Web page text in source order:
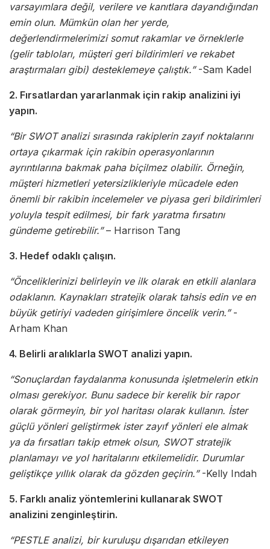
varsayımlara değil, verilere ve kanıtlara dayandığından
emin olun. Mümkün olan her yerde,
değerlendirmelerimizi somut rakamlar ve örneklerle
(gelir tabloları, müşteri geri bildirimleri ve rekabet
araştırmaları gibi) desteklemeye çalıştık.”-Sam Kadel
2. Fırsatlardan yararlanmak için rakip analizini iyi
yapın.
“Bir SWOT analizi sırasında rakiplerin zayıf noktalarını
ortaya çıkarmak için rakibin operasyonlarının
ayrıntılarına bakmak paha biçilmez olabilir. Örneğin,
müşteri hizmetleri yetersizlikleriyle mücadele eden
önemli bir rakibin incelemeler ve piyasa geri bildirimleri
yoluyla tespit edilmesi, bir fark yaratma fırsatını
gündeme getirebilir.”– Harrison Tang
3. Hedef odaklı çalışın.
“Önceliklerinizi belirleyin ve ilk olarak en etkili alanlara
odaklanın. Kaynakları stratejik olarak tahsis edin ve en
büyük getiriyi vadeden girişimlere öncelik verin.”-
Arham Khan
4. Belirli aralıklarla SWOT analizi yapın.
“Sonuçlardan faydalanma konusunda işletmelerin etkin
olması gerekiyor. Bunu sadece bir kerelik bir rapor
olarak görmeyin, bir yol haritası olarak kullanın. İster
güçlü yönleri geliştirmek ister zayıf yönleri ele almak
ya da fırsatları takip etmek olsun, SWOT stratejik
planlamayı ve yol haritalarını etkilemelidir. Durumlar
geliştikçe yıllık olarak da gözden geçirin.”-Kelly Indah
5. Farklı analiz yöntemlerini kullanarak SWOT
analizini zenginleştirin.
“PESTLE analizi, bir kuruluşu dışarıdan etkileyen